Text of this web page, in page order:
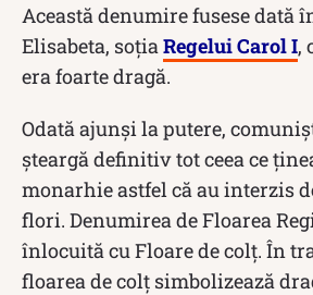
Această denumire fusese dată
Elisabeta, soția Regelui Carol I,
era foarte dragă.
Odată ajunși la putere,
șteargă definitiv tot ceea ce
monarhie astfel că au interzis
flori. Denumirea de Floarea
înlocuită cu Floare de colț. În
floarea de colț simbolizează